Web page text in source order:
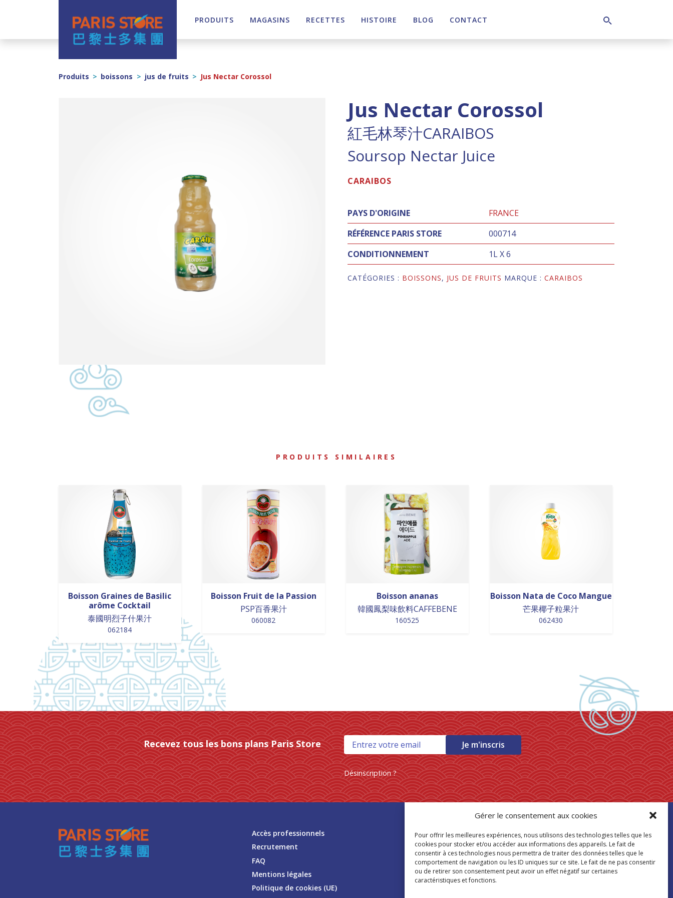
Gérer le consentement aux cookies
Pour offrir les meilleures expériences, nous utilisons des technologies telles que les
cookies pour stocker et/ou accéder aux informations des appareils. Le fait de
consentir à ces technologies nous permettra de traiter des données telles que le
comportement de navigation ou les ID uniques sur ce site. Le fait de ne pas consentir
ou de retirer son consentement peut avoir un effet négatif sur certaines
caractéristiques et fonctions.
Navigation principale PRODUITS MAGASINS RECETTES HISTOIRE BLOG CONTACT
Produits > boissons > jus de fruits > Jus Nectar Corossol
Jus Nectar Corossol
紅毛林琴汁CARAIBOS
Soursop Nectar Juice
CARAIBOS
PAYS D'ORIGINE
FRANCE
RÉFÉRENCE PARIS STORE
000714
CONDITIONNEMENT
1L X 6
CATÉGORIES : BOISSONS, JUS DE FRUITS MARQUE :CARAIBOS
PRODUITS SIMILAIRES
Boisson Graines de Basilic
arôme Cocktail
泰國明烈子什果汁
062184
Boisson Fruit de la Passion
PSP百香果汁
060082
Boisson ananas
韓國鳳梨味飲料CAFFEBENE
160525
Boisson Nata de Coco Mangue
芒果椰子粒果汁
062430
Recevez tous les bons plans Paris Store Je m'inscris
Désinscription ?
Accès professionnels
Recrutement
FAQ
Mentions légales
Politique de cookies (UE)
Trouver mon
magasin Paris Store
Où nous trouver